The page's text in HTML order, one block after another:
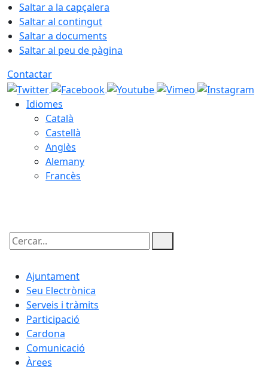
Saltar a la capçalera
Saltar al contingut
Saltar a documents
Saltar al peu de pàgina
Contactar
Idiomes
Català
Castellà
Anglès
Alemany
Francès
Cercar:
Ajuntament
Seu Electrònica
Serveis i tràmits
Participació
Cardona
Comunicació
Àrees